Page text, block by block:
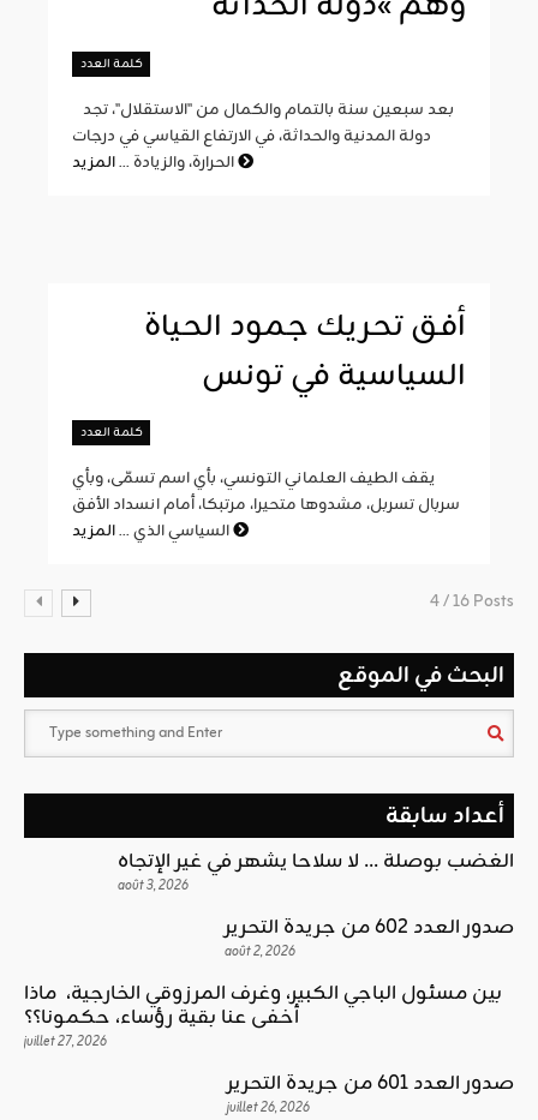
كلمة العدد
دولة المدنية والحداثة، في الارتفاع القياسي في درجات
الحرارة، والزيادة ...
أفق تحريك جمود الحياة
السياسية في تونس
كلمة العدد
يقف الطيف العلماني التونسي، بأي اسم تسمّى، وبأي
سربال تسربل، مشدوها متحيرا، مرتبكا، أمام انسداد الأفق
السياسي الذي ...
4 / 16 Posts
البحث في الموقع
أعداد سابقة
الغضب بوصلة … لا سلاحا يشهر في غير الإتجاه
août 3, 2026
صدور العدد 602 من جريدة التحرير
août 2, 2026
بين مسئول الباجي الكبير، وغرف المرزوقي الخارجية، ماذا
أخفى عنا بقية رؤساء، حكمونا؟؟
juillet 27, 2026
صدور العدد 601 من جريدة التحرير
juillet 26, 2026